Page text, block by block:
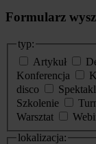
Formularz
typ:
Artykuł
Konferencja
disco
Spektakl
Szkolenie
Warsztat
lokalizacja: